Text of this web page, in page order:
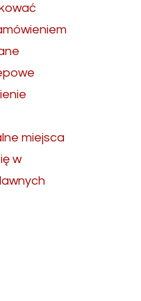
miejsca
w